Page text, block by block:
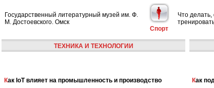
Государственный литературный музей им. Ф.
М. Достоевского. Омск
Спорт
Что
ТЕХНИКА И ТЕХНОЛОГИИ
Как IoT влияет на промышленность и производство
Как